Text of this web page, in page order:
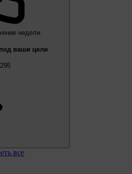
недели
ваши цели
все